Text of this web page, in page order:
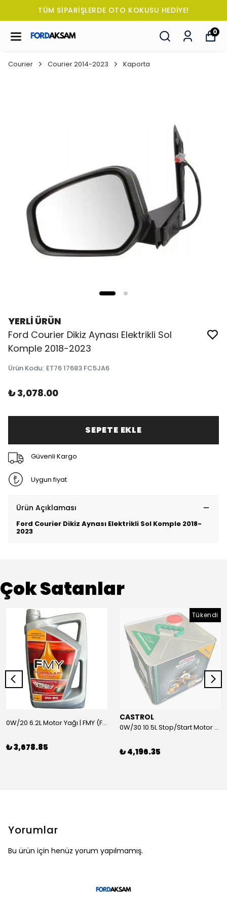
TÜM SİPARİŞLERDE OTO KOKUSU HEDİYE!
0
Courier Courier 2014-2023 Kaporta
YERLİ ÜRÜN
Ford Courier Dikiz Aynası Elektrikli Sol
Komple 2018-2023
Ürün Kodu: ET76 17683 FC5JA6
₺ 3,078.00
SEPETE EKLE
Güvenli Kargo
Uygun fiyat
Ürün Açıklaması
Ford Courier Dikiz Aynası Elektrikli Sol Komple 2018-
2023
Çok Satanlar
0W/20 6.2L Motor Yağı | FMY (Ford Motor Yağları)
₺ 3,678.85
Tükendi
CASTROL
0W/30 10.5L Stop/Start Motor Yağı | CASTROL
₺ 4,196.35
Yorumlar
Bu ürün için henüz yorum yapılmamış.